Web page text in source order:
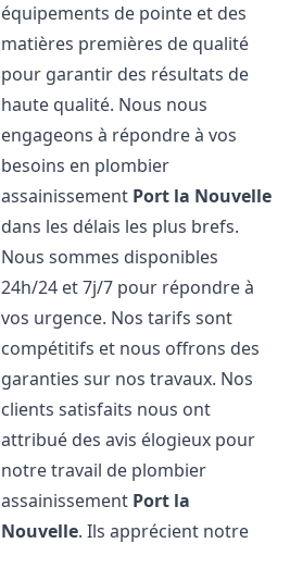
équipements de pointe et des
matières premières de qualité
pour garantir des résultats de
haute qualité. Nous nous
engageons à répondre à vos
besoins en plombier
assainissement Port la Nouvelle
dans les délais les plus brefs.
Nous sommes disponibles
24h/24 et 7j/7 pour répondre à
vos urgence. Nos tarifs sont
compétitifs et nous offrons des
garanties sur nos travaux. Nos
clients satisfaits nous ont
attribué des avis élogieux pour
notre travail de plombier
assainissement Port la
Nouvelle. Ils apprécient notre